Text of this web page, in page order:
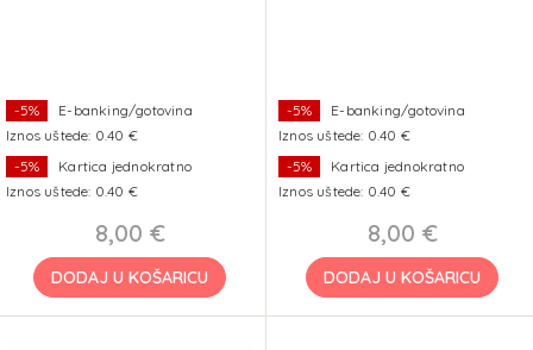
-5%
E-banking/gotovina
Iznos uštede: 0.40 €
-5%
Kartica jednokratno
Iznos uštede: 0.40 €
8,00 €
DODAJ U KOŠARICU
-5%
E-banking/gotovina
Iznos uštede: 0.40 €
-5%
Kartica jednokratno
Iznos uštede: 0.40 €
8,00 €
DODAJ U KOŠARICU